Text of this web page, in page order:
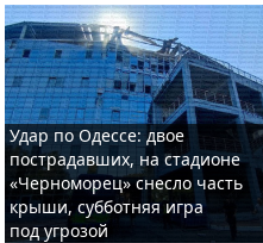
Удар по Одессе: двое
пострадавших, на стадионе
«Черноморец» снесло часть
крыши, субботняя игра
под угрозой